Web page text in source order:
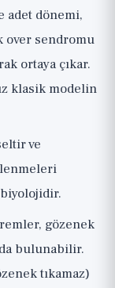
adet dönemi,
over sendromu
ortaya çıkar.
klasik modelin
ve
gözenek
bulunabilir.
tıkamaz)